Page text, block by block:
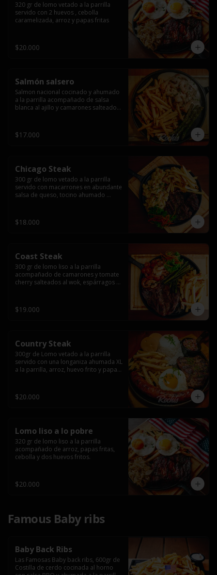
320 gr de lomo vetado a la parrilla
servido con 2 huevos , cebolla
caramelizada, arroz y papas fritas
$20.000
Salmón salsero
Salmon nacional cocinado y ahumado
a la parrilla acompañado de salsa
blanca al ajillo y camarones salteados,
$17.000
Chicago Steak
300 gr de lomo vetado a la parrilla
servido con macarrones en abundante
salsa de queso, tocino ahumado
$18.000
Coast Steak
300 gr de lomo liso a la parrilla
acompañado de camarones y tomate
cherry salteados al wok, espárragos
$19.000
Country Steak
300gr de Lomo vetado a la parrilla
servido con una longaniza ahumada XL
a la parrilla, arroz, huevo frito y papas
$20.000
Lomo liso a lo pobre
320 gr de lomo liso a la parrilla
acompañado de arroz, papas fritas,
cebolla y dos huevos fritos.
$20.000
Famous Baby ribs
Baby Back Ribs
Las Famosas Baby back ribs, 600gr de
Costilla de cerdo cocinada al horno